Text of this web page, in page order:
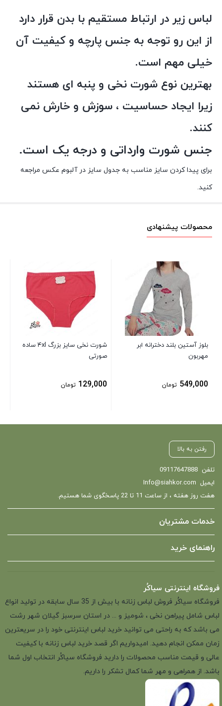
لباس زیر در ارتباط مستقیم با بدن قرار دارد
از این رو توجه به جنس پارچه و کیفیت آن
خیلی مهم است.
بهترین نوع شورت نخی و پنبه ای هستند
زیرا ایجاد حساسیت ، سوزش و خارش نمی
کنند.
جنس شورت وارداتی و درجه یک است.
برای پیدا کردن سایز مناسب به جدول سایز در آلبوم عکس مراجعه
کنید.
محصولات پیشنهادی
بلوز آستین بلند دخترانه ابر
مهربون
549,000 تومان
شورت نخی سایز بزرگ ۴xl ساده
صورتی
129,000 تومان
رفتن به بالا
تلفن 09117647888
ایمیل Info@siahkor.com
هفت روز هفته ، از ساعت 11 تا 22 پاسخگوی شما هستیم.
خدمات مشتریان
راهنمای خرید
فروشگاه اینترنتی سیاکُر
فروشگاه سیاکُر فروش لباس زنانه با بیش از 35 سال سابقه در تولید انواع
لباس شامل پیراهن نخی ، شومیز و ... در استان سرسبز گیلان شهر رشت
می باشد که به راحتی می توانید خرید لباس اینترنتی خود را در سریعترین
زمان ممکن انجام دهید. امیدواریم اگر قصد خرید لباس زنانه با کیفیت
عالی و قیمت مناسب محصولات را دارید فروشگاه سیاکُر انتخاب اول شما
باشد. از همراهی و مهر شما کمال تشکر را داریم.